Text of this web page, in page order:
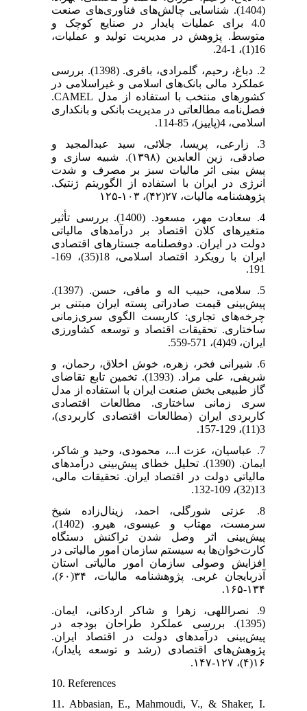
(1404). شناسایی چالش‌های فناوری‌های صنعت
4.0 برای عملیات پایدار در صنایع کوچک و
متوسط. پژوهش در مدیریت تولید و عملیات،
16(1)، 1-24.
2. دباغ، رحیم، گلمرادی، باقری. (1398). بررسی
عملکرد مالی بانک‌های اسلامی و غیراسلامی در
کشورهای منتخب با استفاده از مدل CAMEL.
فصل‌نامه مطالعاتی در مدیریت بانکی و بانکداری
اسلامی، 4(پاییز)، 85-114.
3. زارعی، پریسا، جلائی، سید عبدالمجید و
صادقی، زین العابدین (۱۳۹۸). شبیه سازی و
پیش بینی اثر مالیات سبز بر مصرف و شدت
انرژی در ایران با استفاده از الگوریتم ژنتیک.
پژوهشنامه مالیات، ۲۷(۴۲)، ۱۰۳-۱۲۵
4. سعادت مهر، مسعود. (1400). بررسی تأثیر
متغیرهای کلان اقتصاد بر درآمدهای مالیاتی
دولت در ایران. دوفصلنامه جستارهای اقتصادی
ایران با رویکرد اقتصاد اسلامی، 18(35)، 169-
191.
5. سلامی، حبیب اله و مافی، حسن. (1397).
پیش‌بینی قیمت صادراتی پسته ایران مبتنی بر
چرخه‌‌های تجاری: کاربست الگوی سری‌زمانی
ساختاری. تحقیقات اقتصاد و توسعه کشاورزی
ایران، 49(4)، 571-559.
6. شیرانی فخر، زهره، خوش اخلاق، رحمان، و
شریفی، علی مراد. (1393). تخمین تابع تقاضای
گاز طبیعی بخش صنعت ایران با استفاده از مدل
سری زمانی ساختاری. مطالعات اقتصادی
کاربردی ایران (مطالعات اقتصادی کاربردی)،
3(11)، 129-157.
7. عباسیان، عزت ا...، محمودی، وحید و شاکر،
ایمان. (1390). تحلیل خطای پیش‌بینی درآمدهای
مالیاتی دولت در اقتصاد ایران. تحقیقات مالی،
13(32)، 109-132.
8. عزتی شورگلی، احمد، زینال‌زاده شیخ
سرمست، مهتاب و عیسوی، هیرو. (1402)،
پیش‌بینی اثر وصل شدن تراکنش دستگاه
کارت‌خوان‌ها به سیستم سازمان امور مالیاتی در
افزایش وصولی سازمان امور مالیاتی استان
آذربایجان غربی. پژوهشنامه مالیات، ۳۴(۶۰)،
۱۳۴-۱۶۵.
9. نصراللهی، زهرا و شاکر اردکانی، ایمان.
(1395). بررسی عملکرد طراحان بودجه در
پیش‌بینی درآمدهای دولت در اقتصاد ایران.
پژوهش‌های اقتصادی (رشد و توسعه پايدار)،
۱۶(۴)، ۱۲۷-۱۴۷.
10. References
11. Abbasian, E., Mahmoudi, V., & Shaker, I.